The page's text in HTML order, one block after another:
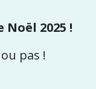
Noël 2025 !
pas !